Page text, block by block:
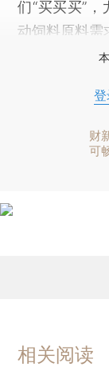
们“买买买”
动饲料原料需
登
财
可
相关阅读